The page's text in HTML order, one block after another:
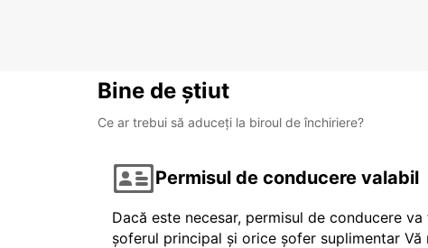
Bine de știut
Ce ar trebui să aduceți la biroul de închiriere?
Permisul de conducere valabil
Dacă este necesar, permisul de conducere
șoferul principal și orice șofer suplimentar